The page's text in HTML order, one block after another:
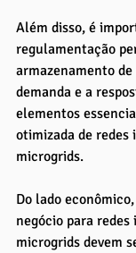
Além disso, é
regulamentação
armazenamento
demanda e a
elementos
otimizada de
microgrids.
Do lado
negócio para
microgrids devem